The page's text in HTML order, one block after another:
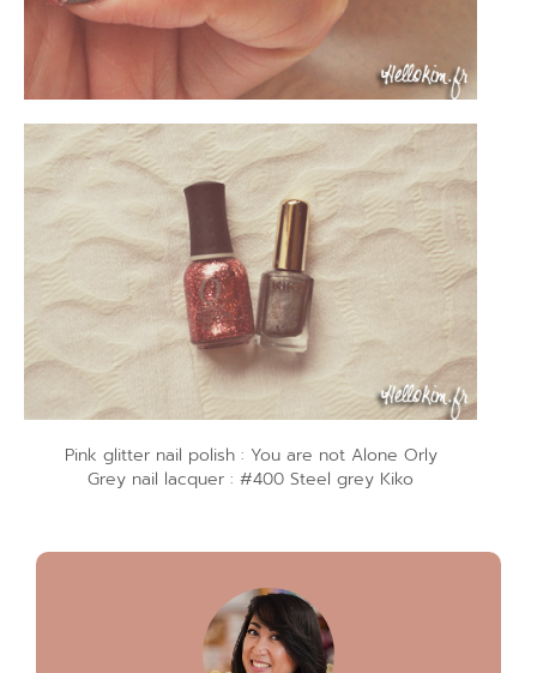
Pink glitter nail polish : You are not Alone Orly
Grey nail lacquer : #400 Steel grey Kiko